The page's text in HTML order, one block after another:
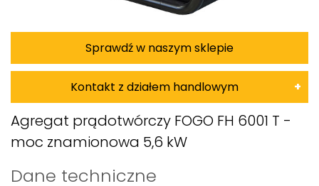
Sprawdź w naszym sklepie
Kontakt z działem handlowym
Damian Korkus
Teren całego kraju
Agregat prądotwórczy FOGO FH 6001 T -
moc znamionowa 5,6 kW
Dane techniczne